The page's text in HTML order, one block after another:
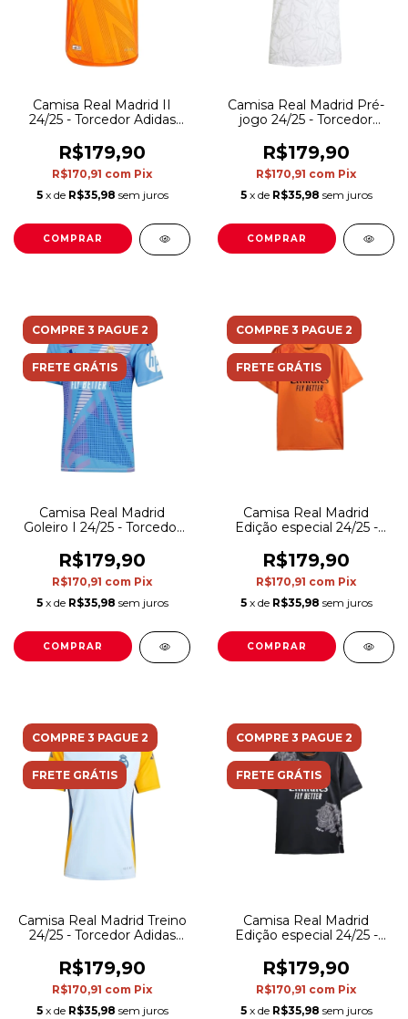
Camisa Real Madrid II
24/25 - Torcedor Adidas
R$179,90
R$170,91 com Pix
5 x de R$35,98 sem juros
COMPRAR
Camisa Real Madrid Pré-
jogo 24/25 - Torcedor
com detalhes em cinza
R$179,90
R$170,91 com Pix
5 x de R$35,98 sem juros
COMPRAR
COMPRE 3 PAGUE 2
FRETE GRÁTIS
Camisa Real Madrid
Goleiro I 24/25 - Torcedor
R$179,90
R$170,91 com Pix
5 x de R$35,98 sem juros
COMPRAR
COMPRE 3 PAGUE 2
FRETE GRÁTIS
Camisa Real Madrid
Edição especial 24/25 -
Laranja
R$179,90
R$170,91 com Pix
5 x de R$35,98 sem juros
COMPRAR
COMPRE 3 PAGUE 2
FRETE GRÁTIS
Camisa Real Madrid Treino
24/25 - Torcedor Adidas
detalhes amarelo
R$179,90
R$170,91 com Pix
5 x de R$35,98 sem juros
COMPRE 3 PAGUE 2
FRETE GRÁTIS
Camisa Real Madrid
Edição especial 24/25 -
- Preta
R$179,90
R$170,91 com Pix
5 x de R$35,98 sem juros